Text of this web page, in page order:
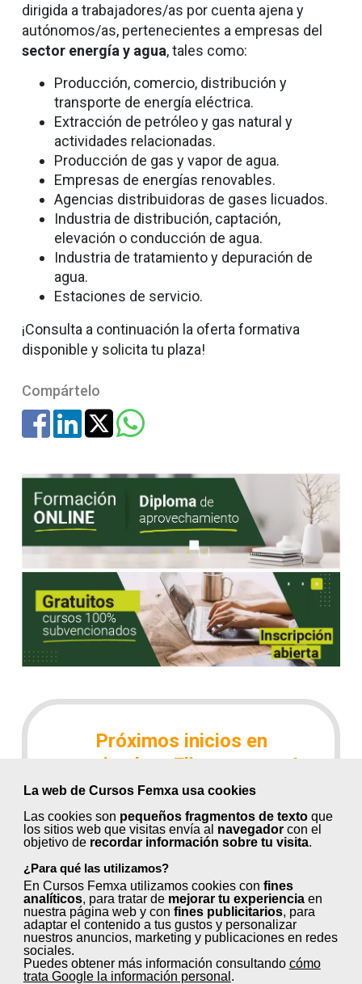
La web de Cursos Femxa usa cookies
Las cookies son pequeños fragmentos de textoque
los sitios web que visitas envía al navegadorcon el
objetivo de recordar información sobre tu visita.
¿Para qué las utilizamos?
En Cursos Femxa utilizamos cookies con fines
analíticos, para tratar de mejorar tu experienciaen
nuestra página web y con fines publicitarios, para
adaptar el contenido a tus gustos y personalizar
nuestros anuncios, marketing y publicaciones en redes
sociales.
Puedes obtener más información consultando cómo
trata Google la información personal .
dirigida a trabajadores/as por cuenta ajena y
autónomos/as, pertenecientes a empresas del
sector energía y agua, tales como:
Producción, comercio, distribución y
transporte de energía eléctrica.
Extracción de petróleo y gas natural y
actividades relacionadas.
Producción de gas y vapor de agua.
Empresas de energías renovables.
Agencias distribuidoras de gases licuados.
Industria de distribución, captación,
elevación o conducción de agua.
Industria de tratamiento y depuración de
agua.
Estaciones de servicio.
¡Consulta a continuación la oferta formativa
disponible y solicita tu plaza!
Compártelo
Próximos inicios en
septiembre ¡Elige tu curso!
Conceptos para el diseño de
instalaciones de energía solar
fotovoltaica (60 horas)
Energía solar térmica y
termoeléctrica (100 horas)
Gestión de la venta y su cobro. Atención
de quejas y reclamaciones (30 horas)